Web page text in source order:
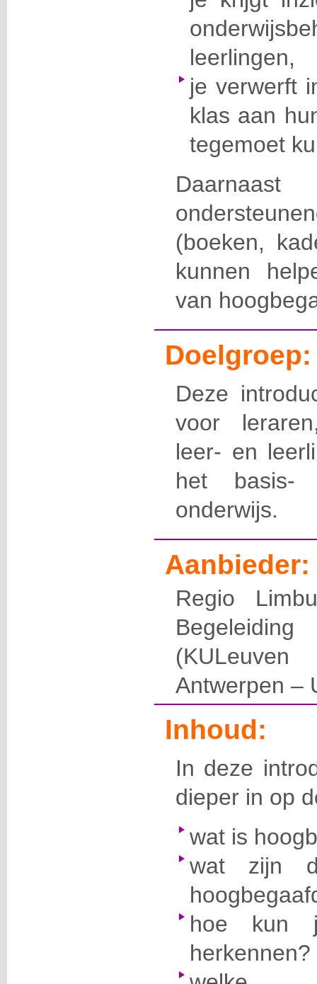
leerlingen,
je verwerft
klas aan
tegemoet
(boeken,
kunnen
van
Doelgroep:
Deze
voor
leer- en
het basis-
onderwijs.
Aanbieder:
Regio
Antwerpen –
Inhoud:
In deze
dieper in op
wat is
wat zijn
hoe kun
herkennen?